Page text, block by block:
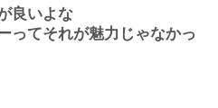
良いよな
ってそれが魅力じゃなかっ